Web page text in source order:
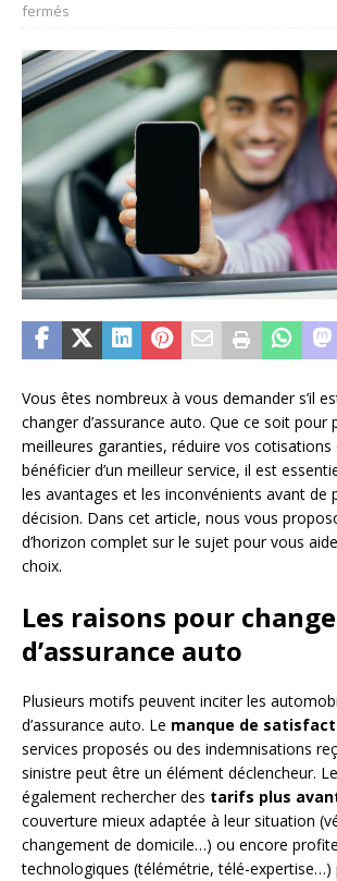
fermés
Vous êtes nombreux à vous demander s’il
changer d’assurance auto. Que ce soit pour
meilleures garanties, réduire vos cotisations
bénéficier d’un meilleur service, il est
les avantages et les inconvénients avant de
décision. Dans cet article, nous vous
d’horizon complet sur le sujet pour vous
choix.
Les raisons pour
d’assurance auto
Plusieurs motifs peuvent inciter les
d’assurance auto. Le manque de
services proposés ou des indemnisations
sinistre peut être un élément déclencheur.
également rechercher des tarifs plus
couverture mieux adaptée à leur situation
changement de domicile…) ou encore
technologiques (télémétrie, télé-expertise…)